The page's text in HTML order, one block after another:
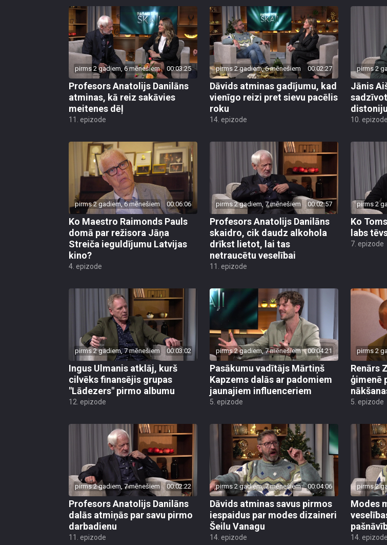
pirms 2 gadiem, 6 mēnešiem 00:03:25
Profesors Anatolijs Danilāns
atminas, kā reiz sakāvies
meitenes dēļ
11. epizode
pirms 2 gadiem, 6 mēnešiem 00:02:27
Dāvids atminas gadījumu, kad
vienīgo reizi pret sievu pacēlis
roku
14. epizode
pirms 2
Jānis
distoniju
10. epizode
pirms 2 gadiem, 6 mēnešiem 00:06:06
Ko Maestro Raimonds Pauls
domā par režisora Jāņa
Streiča ieguldījumu Latvijas
kino?
4. epizode
pirms 2 gadiem, 7 mēnešiem 00:02:57
Profesors Anatolijs Danilāns
skaidro, cik daudz alkohola
drīkst lietot, lai tas
netraucētu veselībai
11. epizode
pirms 2
Ko
labs
7. epizode
pirms 2 gadiem, 7 mēnešiem 00:03:02
Ingus Ulmanis atklāj, kurš
cilvēks finansējis grupas
"Lādezers" pirmo albumu
12. epizode
pirms 2 gadiem, 7 mēnešiem 00:04:21
Pasākumu vadītājs Mārtiņš
Kapzems dalās ar padomiem
jaunajiem influenceriem
5. epizode
pirms 2
Renārs
ģimenē
5. epizode
pirms 2 gadiem, 7 mēnešiem 00:02:22
Profesors Anatolijs Danilāns
dalās atmiņās par savu pirmo
darbadienu
11. epizode
pirms 2 gadiem, 7 mēnešiem 00:04:06
Dāvids atminas savus pirmos
iespaidus par modes dizaineri
Šeilu Vanagu
14. epizode
pirms 2
Modes
14. epizode